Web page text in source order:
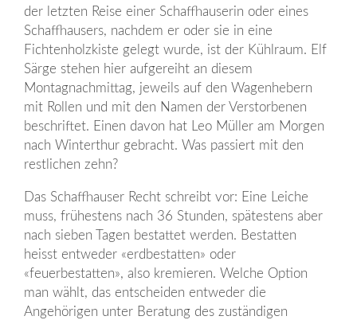
der letzten Reise einer Schaffhauserin oder eines
Schaffhausers, nachdem er oder sie in eine
Fichtenholzkiste gelegt wurde, ist der Kühlraum. Elf
Särge stehen hier aufgereiht an diesem
Montagnachmittag, jeweils auf den Wagenhebern
mit Rollen und mit den Namen der Verstorbenen
beschriftet. Einen davon hat Leo Müller am Morgen
nach Winterthur gebracht. Was passiert mit den
restlichen zehn?
Das Schaffhauser Recht schreibt vor: Eine Leiche
muss, frühestens nach 36 Stunden, spätestens aber
nach sieben Tagen bestattet werden. Bestatten
heisst entweder «erdbestatten» oder
«feuerbestatten», also kremieren. Welche Option
man wählt, das entscheiden entweder die
Angehörigen unter Beratung des zuständigen